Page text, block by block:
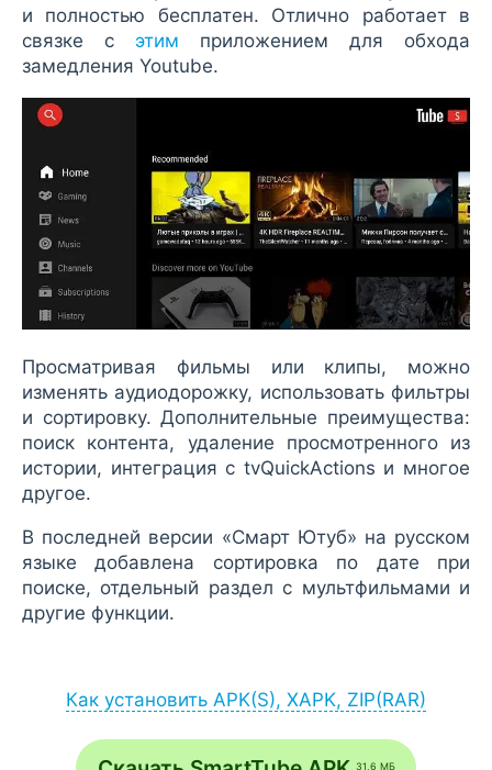
и полностью бесплатен. Отлично работает в
связке с этим приложением для обхода
замедления Youtube.
Просматривая фильмы или клипы, можно
изменять аудиодорожку, использовать фильтры
и сортировку. Дополнительные преимущества:
поиск контента, удаление просмотренного из
истории, интеграция с tvQuickActions и многое
другое.
В последней версии «Смарт Ютуб» на русском
языке добавлена сортировка по дате при
поиске, отдельный раздел с мультфильмами и
другие функции.
Как установить APK(S), XAPK, ZIP(RAR)
после загрузки APK-файла запустите его
31,6 МБ